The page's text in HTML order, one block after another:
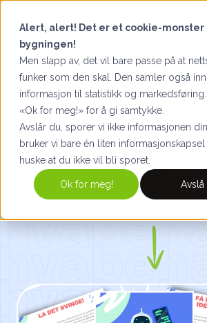
Alert, alert! Det er et cookie-monster
bygningen!
Men slapp av, det vil bare passe på at
funker som den skal. Den samler også inn
informasjon til statistikk og
«Ok for meg!» for å gi samtykke.
Avslår du, sporer vi ikke informasjonen
bruker vi bare én liten informasjonskapsel
huske at du ikke vil bli sporet.
Ok for meg! Avslå
Gratis kræsjkurs i
kommandoer som
for uhorvelig mye
hodebry